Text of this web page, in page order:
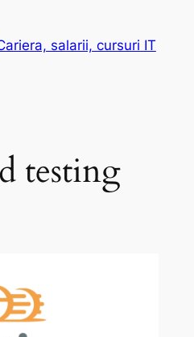
salarii, cursuri IT
testing